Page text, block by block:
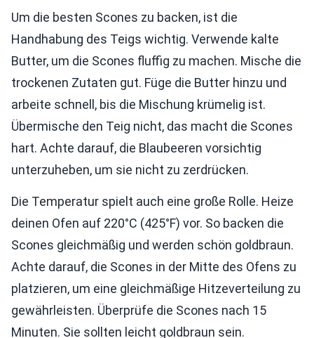
Um die besten Scones zu backen, ist die
Handhabung des Teigs wichtig. Verwende kalte
Butter, um die Scones fluffig zu machen. Mische die
trockenen Zutaten gut. Füge die Butter hinzu und
arbeite schnell, bis die Mischung krümelig ist.
Übermische den Teig nicht, das macht die Scones
hart. Achte darauf, die Blaubeeren vorsichtig
unterzuheben, um sie nicht zu zerdrücken.
Die Temperatur spielt auch eine große Rolle. Heize
deinen Ofen auf 220°C (425°F) vor. So backen die
Scones gleichmäßig und werden schön goldbraun.
Achte darauf, die Scones in der Mitte des Ofens zu
platzieren, um eine gleichmäßige Hitzeverteilung zu
gewährleisten. Überprüfe die Scones nach 15
Minuten. Sie sollten leicht goldbraun sein.